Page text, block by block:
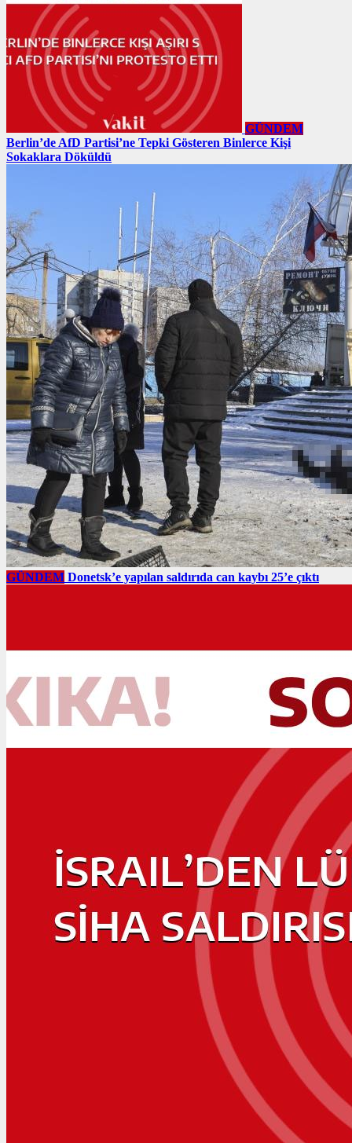
GÜNDEM
Berlin’de AfD Partisi’ne Tepki Gösteren Binlerce Kişi
Sokaklara Döküldü
GÜNDEM Donetsk’e yapılan saldırıda can kaybı 25’e çıktı